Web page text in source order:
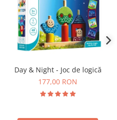
Day & Night - Joc de logică
177,00 RON